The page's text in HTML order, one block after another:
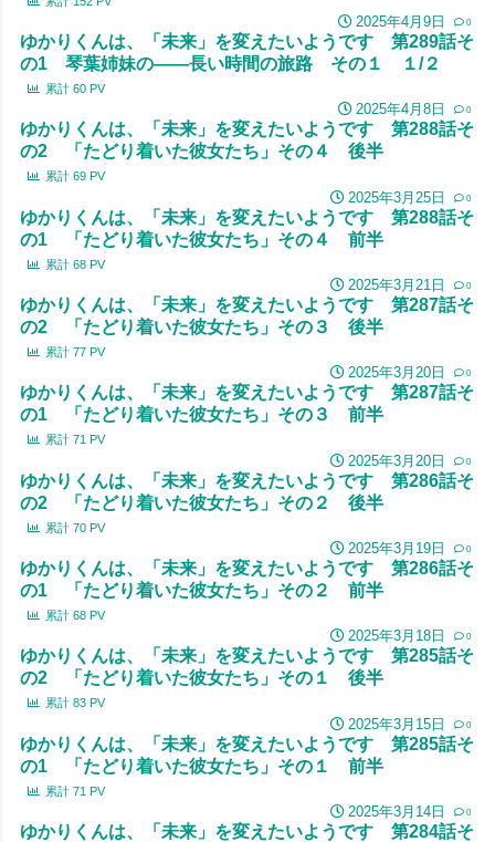
2025年4月9日 0
ゆかりくんは、「未来」を変えたいようです 第289話そ
の1 琴葉姉妹の――長い時間の旅路 その１ １/２
累計 60 PV
2025年4月8日 0
ゆかりくんは、「未来」を変えたいようです 第288話そ
の2 「たどり着いた彼女たち」その４ 後半
累計 69 PV
2025年3月25日 0
ゆかりくんは、「未来」を変えたいようです 第288話そ
の1 「たどり着いた彼女たち」その４ 前半
累計 68 PV
2025年3月21日 0
ゆかりくんは、「未来」を変えたいようです 第287話そ
の2 「たどり着いた彼女たち」その３ 後半
累計 77 PV
2025年3月20日 0
ゆかりくんは、「未来」を変えたいようです 第287話そ
の1 「たどり着いた彼女たち」その３ 前半
累計 71 PV
2025年3月20日 0
ゆかりくんは、「未来」を変えたいようです 第286話そ
の2 「たどり着いた彼女たち」その２ 後半
累計 70 PV
2025年3月19日 0
ゆかりくんは、「未来」を変えたいようです 第286話そ
の1 「たどり着いた彼女たち」その２ 前半
累計 68 PV
2025年3月18日 0
ゆかりくんは、「未来」を変えたいようです 第285話そ
の2 「たどり着いた彼女たち」その１ 後半
累計 83 PV
2025年3月15日 0
ゆかりくんは、「未来」を変えたいようです 第285話そ
の1 「たどり着いた彼女たち」その１ 前半
累計 71 PV
2025年3月14日 0
ゆかりくんは、「未来」を変えたいようです 第284話そ